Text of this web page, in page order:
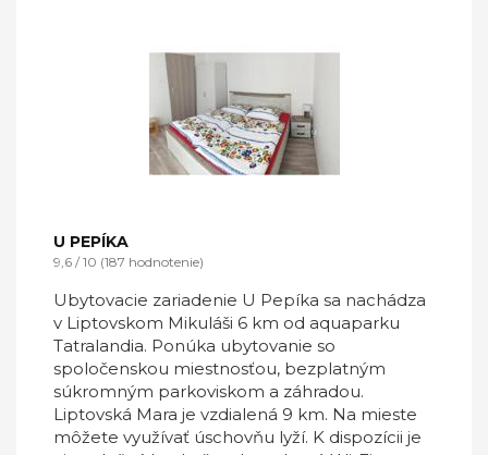
U PEPÍKA
9,6 / 10 (187 hodnotenie)
Ubytovacie zariadenie U Pepíka sa nachádza
v Liptovskom Mikuláši 6 km od aquaparku
Tatralandia. Ponúka ubytovanie so
spoločenskou miestnosťou, bezplatným
súkromným parkoviskom a záhradou.
Liptovská Mara je vzdialená 9 km. Na mieste
môžete využívať úschovňu lyží. K dispozícii je